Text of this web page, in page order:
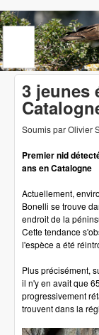
3 jeunes
Soumis parOlivier
Premier nid
ans en Catalogne
Actuellement,
Bonelli se trouve
endroit de la
Cette tendance
l'espèce a été
Plus précisément,
il n'y en avait que
progressivement
trouvent dans la